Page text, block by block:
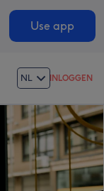
Use app
NL INLOGGEN